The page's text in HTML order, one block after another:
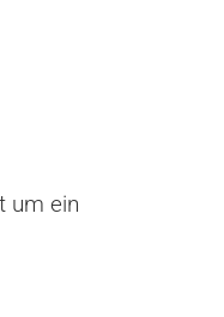
um ein